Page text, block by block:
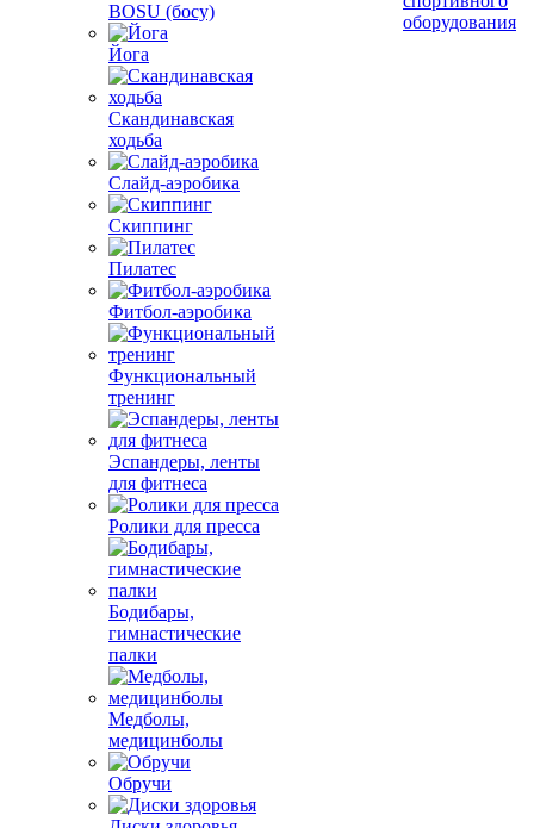
BOSU (босу)
Йога
Скандинавская
ходьба
Слайд-аэробика
Скиппинг
Пилатес
Фитбол-аэробика
Функциональный
тренинг
Эспандеры, ленты
для фитнеса
Ролики для пресса
Бодибары,
гимнастические
палки
Медболы,
медицинболы
Обручи
оборудования